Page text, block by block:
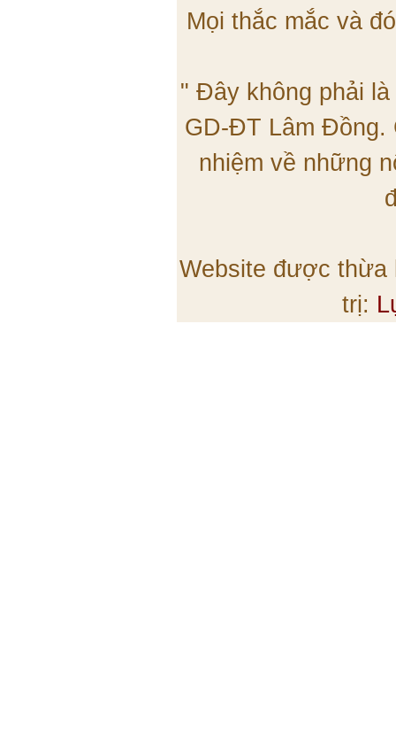
Mọi thắc mắc và
" Đây không phải
GD-ĐT Lâm Đồng.
nhiệm về những
Website được
trị: